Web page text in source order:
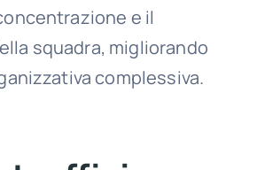
e il
squadra, migliorando
complessiva.